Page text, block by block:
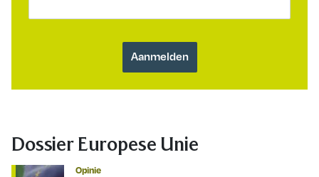
Dossier Europese Unie
Opinie